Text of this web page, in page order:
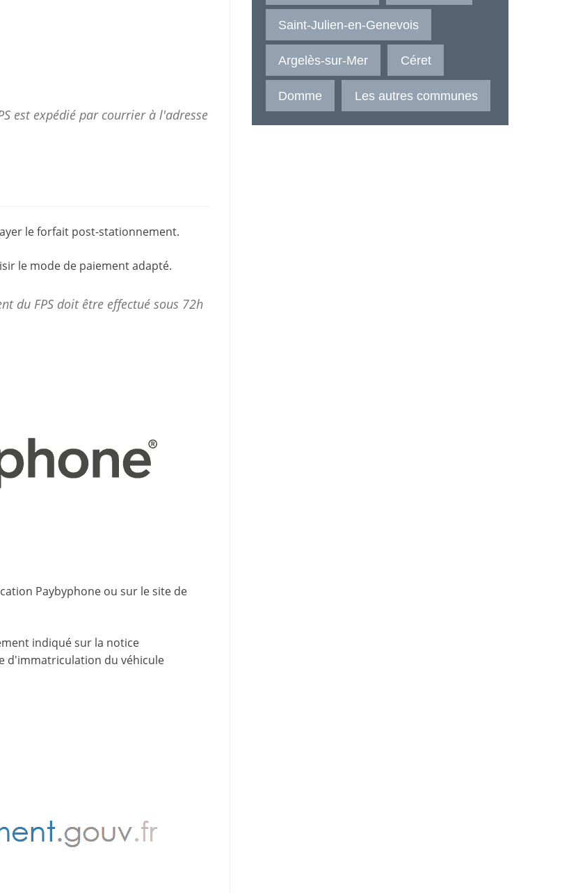
est expédié par courrier à l'adresse
le forfait post-stationnement.
le mode de paiement adapté.
du FPS doit être effectué sous 72h
Paybyphone ou sur le site de
indiqué sur la notice
d'immatriculation du véhicule
Saint-Julien-en-Genevois
Argelès-sur-Mer Céret
Domme Les autres communes